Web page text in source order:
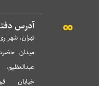
آدرس دفتر
تهران، شهر ری،
میدان حضرت
عبدالعظیم،
خیابان قم،